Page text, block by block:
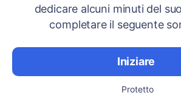
dedicare alcuni minuti del
completare il seguente
Iniziare
Protetto